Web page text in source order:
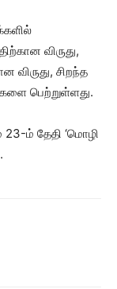
விருது,
விருது, சிறந்த
பெற்றுள்ளது.
ம் தேதி ‘மொழி